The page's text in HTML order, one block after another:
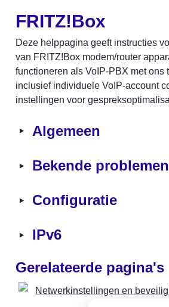
FRITZ!Box
Deze helppagina geeft instructies
van FRITZ!Box modem/router
functioneren als VoIP-PBX met ons
inclusief individuele VoIP-account
instellingen voor
‣ Algemeen
‣ Bekende problemen
‣ Configuratie
‣ IPv6
Gerelateerde pagina's
Netwerkinstellingen en